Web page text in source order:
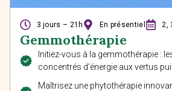
3 jours – 21h En présentiel 2,
Gemmothérapie
Initiez-vous à la gemmothérapie :
concentrés d’énergie aux vertus
Maîtrisez une phytothérapie